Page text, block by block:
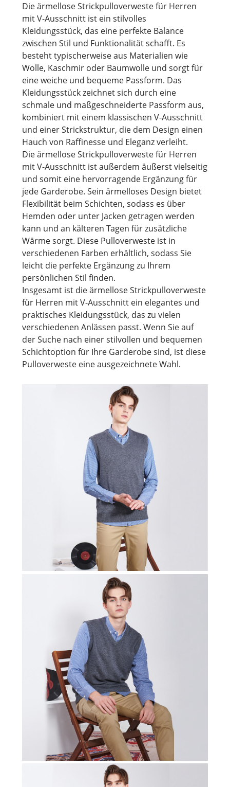
Die ärmellose Strickpulloverweste für Herren
mit V-Ausschnitt ist ein stilvolles
Kleidungsstück, das eine perfekte Balance
zwischen Stil und Funktionalität schafft. Es
besteht typischerweise aus Materialien wie
Wolle, Kaschmir oder Baumwolle und sorgt für
eine weiche und bequeme Passform. Das
Kleidungsstück zeichnet sich durch eine
schmale und maßgeschneiderte Passform aus,
kombiniert mit einem klassischen V-Ausschnitt
und einer Strickstruktur, die dem Design einen
Hauch von Raffinesse und Eleganz verleiht.
Die ärmellose Strickpulloverweste für Herren
mit V-Ausschnitt ist außerdem äußerst vielseitig
und somit eine hervorragende Ergänzung für
jede Garderobe. Sein ärmelloses Design bietet
Flexibilität beim Schichten, sodass es über
Hemden oder unter Jacken getragen werden
kann und an kälteren Tagen für zusätzliche
Wärme sorgt. Diese Pulloverweste ist in
verschiedenen Farben erhältlich, sodass Sie
leicht die perfekte Ergänzung zu Ihrem
persönlichen Stil finden.
Insgesamt ist die ärmellose Strickpulloverweste
für Herren mit V-Ausschnitt ein elegantes und
praktisches Kleidungsstück, das zu vielen
verschiedenen Anlässen passt. Wenn Sie auf
der Suche nach einer stilvollen und bequemen
Schichtoption für Ihre Garderobe sind, ist diese
Pulloverweste eine ausgezeichnete Wahl.